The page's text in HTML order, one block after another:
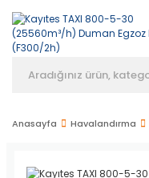
Anasayfa Havalandırma